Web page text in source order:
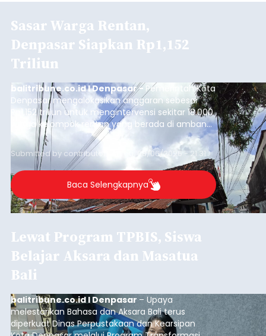
Sasar Warga Rentan,
Denpasar Siapkan Rp1,152
Triliun
balitribune.co.id I Denpasar - Pemerintah Kota
Denpasar mengalokasikan anggaran sebesar
Rp1,152 triliun untuk mengintervensi sekitar 18.000
warga kelompok rentan yang berada di ambang
garis kemiskinan. Langkah strategis ini diambil
guna menjaga masyarakat yang berada pada
kelompok desil 5 dan 6 tersebut agar tidak
merosot ke kategori miskin.
Submitted by contributor Thu, 08/06/2026 - 21:31
Baca Selengkapnya
Lewat Program TPBIS, Siswa
Belajar Aksara dan Masatua
Bali
balitribune.co.id I Denpasar – Upaya
melestarikan Bahasa dan Aksara Bali terus
diperkuat Dinas Perpustakaan dan Kearsipan